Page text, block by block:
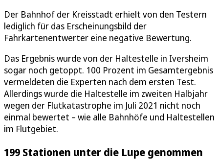
Der Bahnhof der Kreisstadt erhielt von den Testern
lediglich für das Erscheinungsbild der
Fahrkartenentwerter eine negative Bewertung.
Das Ergebnis wurde von der Haltestelle in Iversheim
sogar noch getoppt. 100 Prozent im Gesamtergebnis
vermeldeten die Experten nach dem ersten Test.
Allerdings wurde die Haltestelle im zweiten Halbjahr
wegen der Flutkatastrophe im Juli 2021 nicht noch
einmal bewertet – wie alle Bahnhöfe und Haltestellen
im Flutgebiet.
199 Stationen unter die Lupe genommen